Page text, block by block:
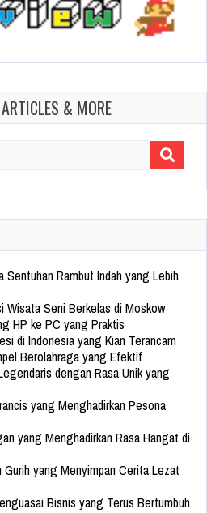
& MORE
Sentuhan Rambut Indah yang Lebih
Wisata Seni Berkelas di Moskow
HP ke PC yang Praktis
di Indonesia yang Kian Terancam
Berolahraga yang Efektif
dengan Rasa Unik yang
yang Menghadirkan Pesona
yang Menghadirkan Rasa Hangat di
Gurih yang Menyimpan Cerita Lezat
Bisnis yang Terus Bertumbuh